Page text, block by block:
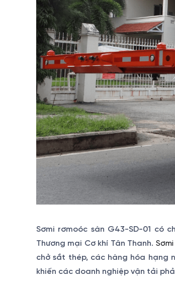
Sơmi rơmoóc sàn G43-SD-01 có
Thương mại Cơ khí Tân Thanh.
chở sắt thép, các hàng hóa hạng
khiến các doanh nghiệp vận tải